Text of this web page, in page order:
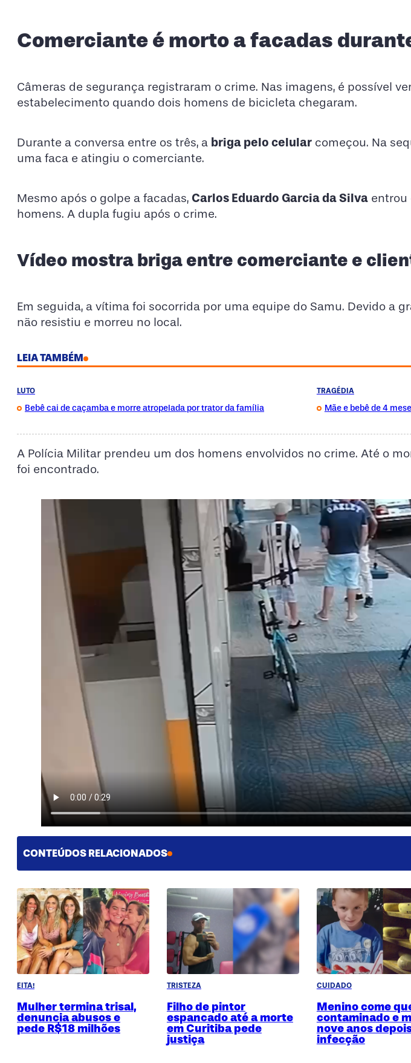
Comerciante é morto a facadas
Câmeras de segurança registraram o crime. Nas imagens, é possível
estabelecimento quando dois homens de bicicleta chegaram.
Durante a conversa entre os três, a briga pelo celular começou. Na
uma faca e atingiu o comerciante.
Mesmo após o golpe a facadas, Carlos Eduardo Garcia da Silva entrou
homens. A dupla fugiu após o crime.
Vídeo mostra briga entre comerciante e
Em seguida, a vítima foi socorrida por uma equipe do Samu. Devido a
não resistiu e morreu no local.
LEIA TAMBÉM
LUTO
Bebê cai de caçamba e morre atropelada por trator da família
TRAGÉDIA
Mãe e bebê de 4
A Polícia Militar prendeu um dos homens envolvidos no crime. Até o
foi encontrado.
CONTEÚDOS RELACIONADOS
EITA!
Mulher termina trisal,
denuncia abusos e
pede R$18 milhões
TRISTEZA
Filho de pintor
espancado até a morte
em Curitiba pede
justiça
CUIDADO
Menino come
contaminado e
nove anos
infecção